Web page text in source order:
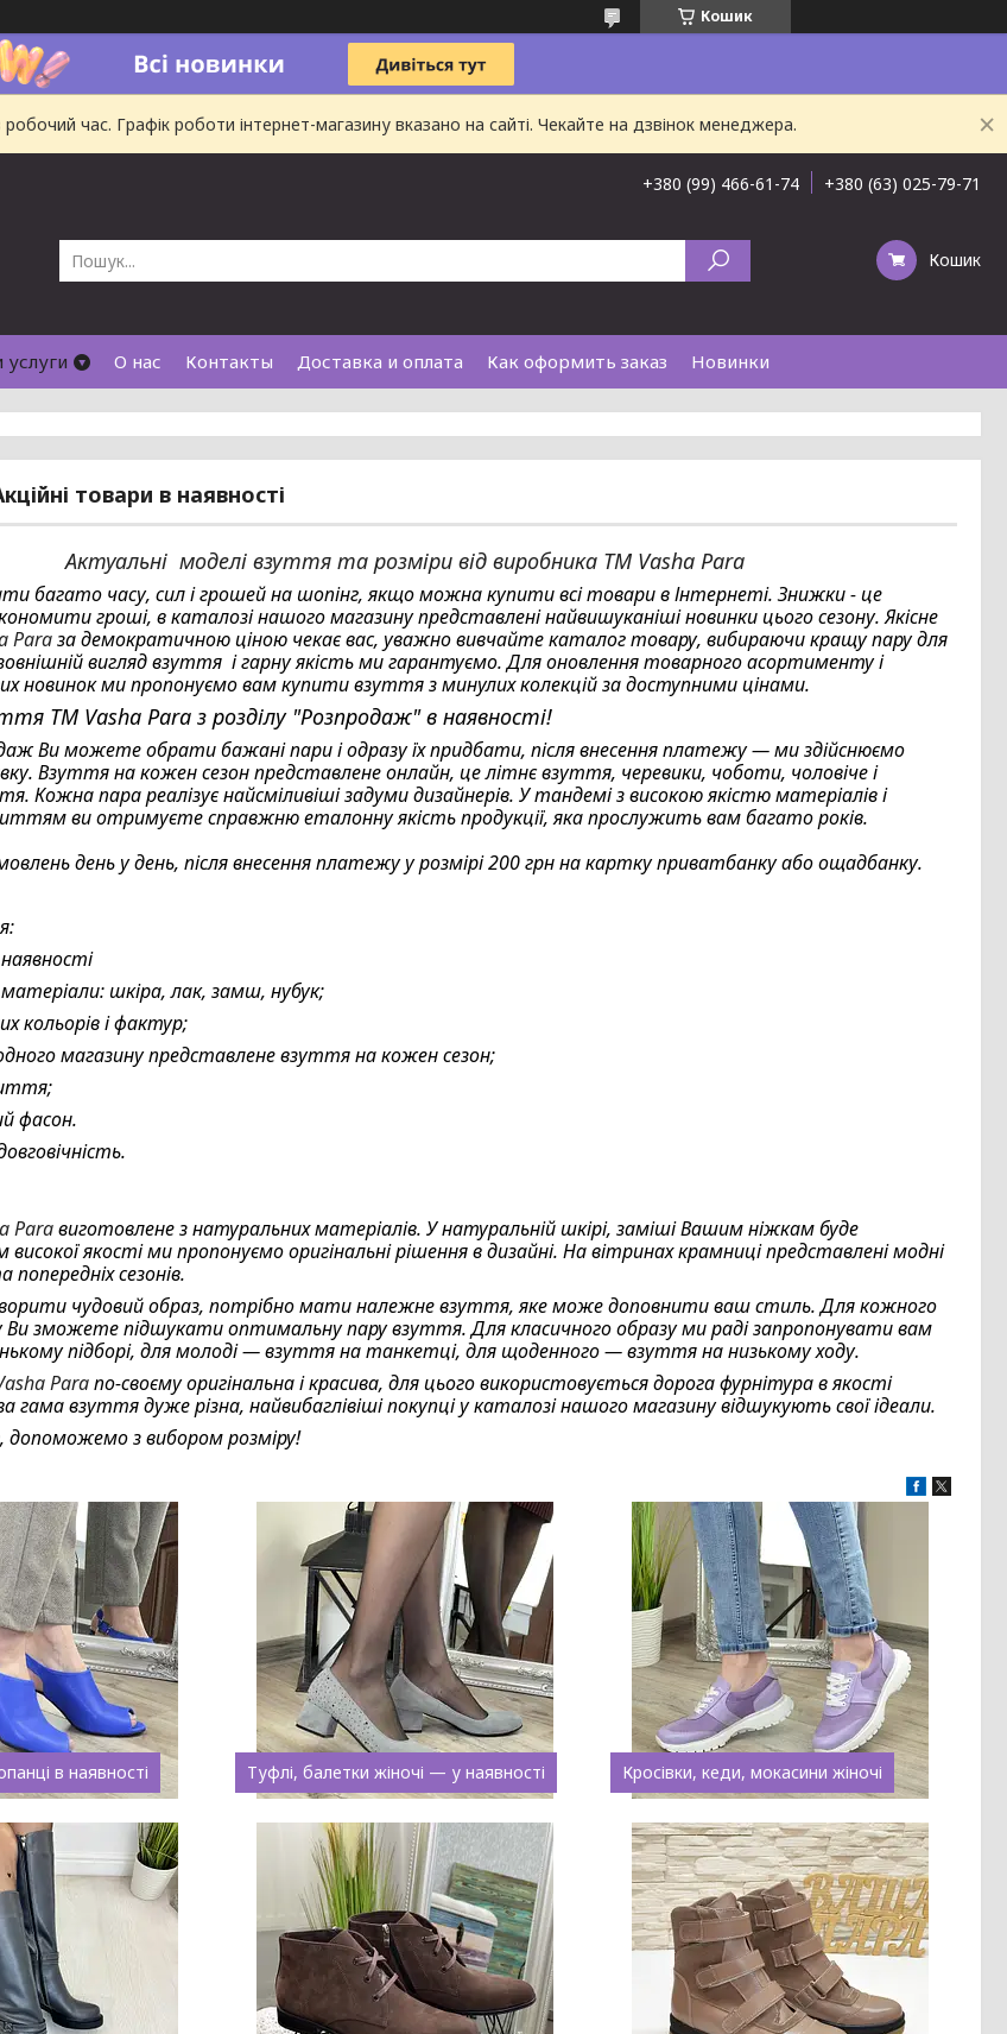
Кошик
час. Графік роботи інтернет-магазину вказано на сайті. Чекайте на дзвінок менеджера.
+380 (99) 466-61-74 +380 (63) 025-79-71
Кошик
О нас Контакты Доставка и оплата Как оформить заказ Новинки
товари в наявності
Актуальні моделі взуття та розміри від виробника TM Vasha Para
багато часу, сил і грошей на шопінг, якщо можна купити всі товари в Інтернеті. Знижки - це
гроші, в каталозі нашого магазину представлені найвишуканіші новинки цього сезону. Якісне
Paraза демократичною ціною чекає вас, уважно вивчайте каталог товару, вибираючи кращу пару для
вигляд взуття і гарну якість ми гарантуємо. Для оновлення товарного асортименту і
новинок ми пропонуємо вам купити взуття з минулих колекцій за доступними цінами.
TM Vasha Para з розділу "Розпродаж" в наявності!
Ви можете обрати бажані пари і одразу їх придбати, після внесення платежу — ми здійснюємо
Взуття на кожен сезон представлене онлайн, це літнє взуття, черевики, чоботи, чоловіче і
Кожна пара реалізує найсміливіші задуми дизайнерів. У тандемі з високою якістю матеріалів і
ви отримуєте справжню еталонну якість продукції, яка прослужить вам багато років.
день у день, після внесення платежу у розмірі 200 грн на картку приватбанку або ощадбанку.
шкіра, лак, замш, нубук;
кольорів і фактур;
магазину представлене взуття на кожен сезон;
фасон.
Paraвиготовлене з натуральних матеріалів. У натуральній шкірі, заміші Вашим ніжкам буде
якості ми пропонуємо оригінальні рішення в дизайні. На вітринах крамниці представлені модні
сезонів.
чудовий образ, потрібно мати належне взуття, яке може доповнити ваш стиль. Для кожного
Ви зможете підшукати оптимальну пару взуття. Для класичного образу ми раді запропонувати вам
підборі, для молоді — взуття на танкетці, для щоденного — взуття на низькому ходу.
Paraпо-своєму оригінальна і красива, для цього використовується дорога фурнітура в якості
гама взуття дуже різна, найвибаглівіші покупці у каталозі нашого магазину відшукують свої ідеали.
допоможемо з вибором розміру!
в наявності Туфлі, балетки жіночі — у наявності Кросівки, кеди, мокасини жіночі